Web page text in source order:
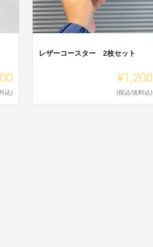
込)
レザーコースター 2枚セット
¥1,200
(税込/送料込)